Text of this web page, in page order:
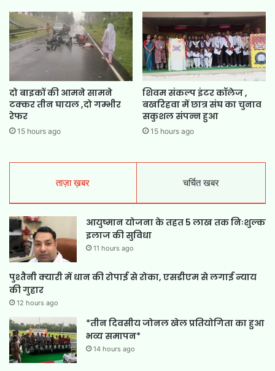
दो बाइकों की आमने सामने
टक्कर तीन घायल ,दो गम्भीर
रेफर
15 hours ago
शिवम संकल्प इंटर कॉलेज ,
बखरिहवा में छात्र संघ का चुनाव
सकुशल संपन्न हुआ
15 hours ago
ताज़ा ख़बर चर्चित खबर
आयुष्मान योजना के तहत 5 लाख तक निःशुल्क
इलाज की सुविधा
11 hours ago
पुश्तैनी क्यारी में धान की रोपाई से रोका, एसडीएम से लगाई न्याय
की गुहार
12 hours ago
*तीन दिवसीय जोनल खेल प्रतियोगिता का हुआ
भव्य समापन*
14 hours ago